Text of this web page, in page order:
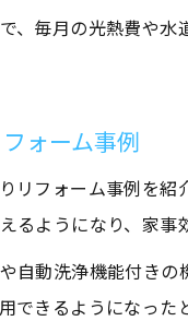
、毎月の光熱費や
ォーム事例
リフォーム事例を
るようになり、家
自動洗浄機能付き
きるようになった